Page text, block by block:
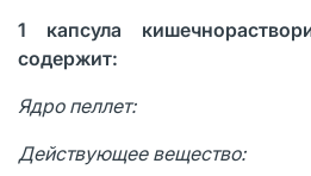
1 капсула
содержит:
Ядро пеллет:
Действующее вещество: